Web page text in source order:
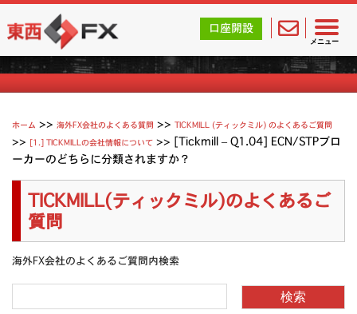
メニュー
東西FX｜海外FX会社（ブローカー）の無料口座開設サポ
口座開設
Tickmill (ティックミル) よくあるご質問
ホーム >>海外FX会社のよくある質問 >>TICKMILL (ティックミル) のよくあるご質問
>> [1.] TICKMILLの会社情報について >> [Tickmill – Q1.04] ECN/STPブロ
ーカーのどちらに分類されますか？
TICKMILL(ティックミル)のよくあるご
質問
海外FX会社のよくあるご質問内検索